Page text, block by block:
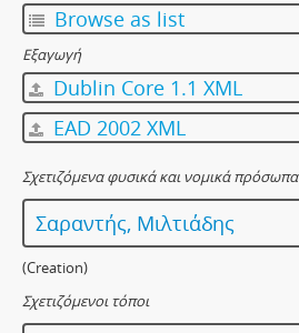
Browse as list
Εξαγωγή
Dublin Core 1.1 XML
EAD 2002 XML
Σχετιζόμενα φυσικά και νομικά πρόσωπα
Σαραντής, Μιλτιάδης
(Creation)
Σχετιζόμενοι τόποι